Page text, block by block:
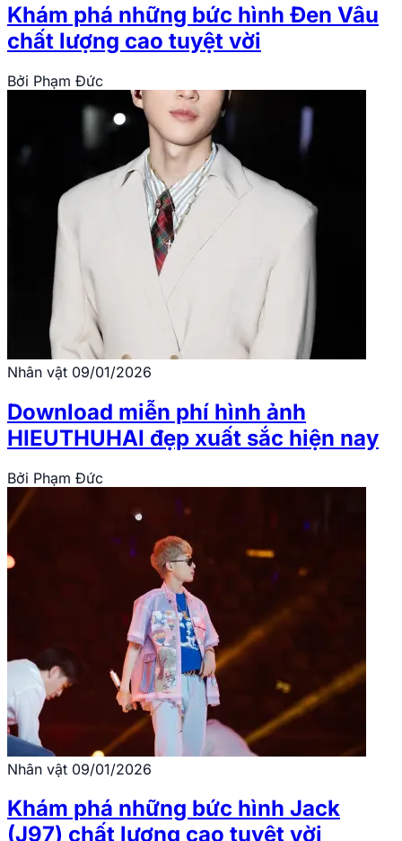
Khám phá những bức hình Đen Vâu
chất lượng cao tuyệt vời
Bởi Phạm Đức
Nhân vật 09/01/2026
Download miễn phí hình ảnh
HIEUTHUHAI đẹp xuất sắc hiện nay
Bởi Phạm Đức
Nhân vật 09/01/2026
Khám phá những bức hình Jack
(J97) chất lượng cao tuyệt vời